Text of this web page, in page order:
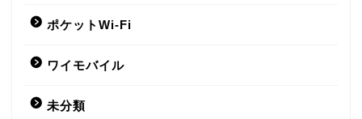
ポケットWi-Fi
ワイモバイル
未分類